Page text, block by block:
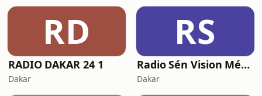
RD
RADIO DAKAR 24 1
Dakar
RS
Radio Sén Vision Médias
Dakar